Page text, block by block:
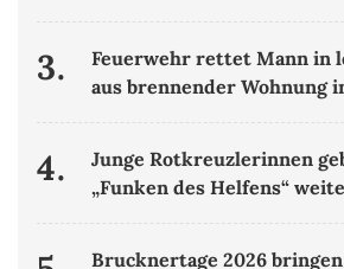
3.
Feuerwehr rettet Mann in
aus brennender Wohnung
4.
Junge Rotkreuzlerinnen
„Funken des Helfens“
Brucknertage 2026